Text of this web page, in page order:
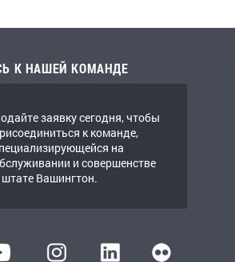
К НАШЕЙ КОМАНДЕ
заявку сегодня, чтобы
к команде,
на
и совершенстве
штате Вашингтон.